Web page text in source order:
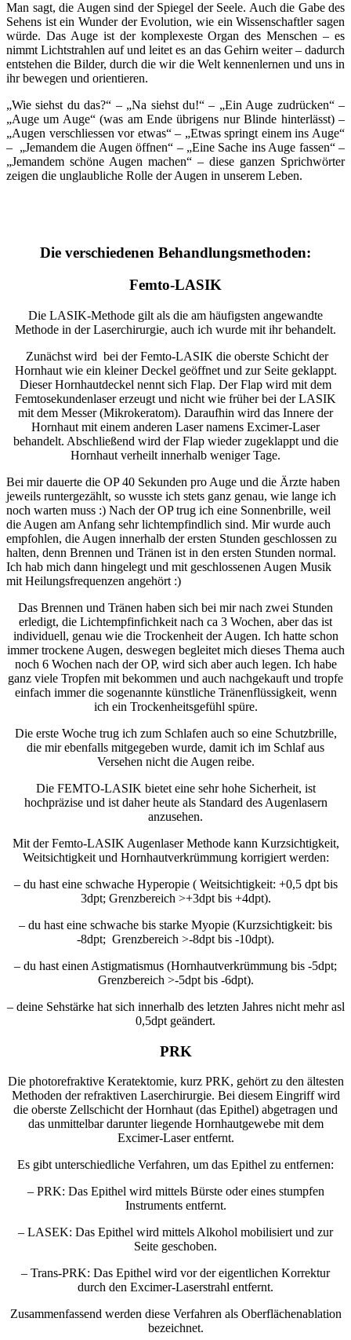
Man sagt, die Augen sind der Spiegel der Seele. Auch die Gabe des
Sehens ist ein Wunder der Evolution, wie ein Wissenschaftler sagen
würde. Das Auge ist der komplexeste Organ des Menschen – es
nimmt Lichtstrahlen auf und leitet es an das Gehirn weiter – dadurch
entstehen die Bilder, durch die wir die Welt kennenlernen und uns in
ihr bewegen und orientieren.
„Wie siehst du das?“ – „Na siehst du!“ – „Ein Auge zudrücken“ –
„Auge um Auge“ (was am Ende übrigens nur Blinde hinterlässt) –
„Augen verschliessen vor etwas“ – „Etwas springt einem ins Auge“
– „Jemandem die Augen öffnen“ – „Eine Sache ins Auge fassen“ –
„Jemandem schöne Augen machen“ – diese ganzen Sprichwörter
zeigen die unglaubliche Rolle der Augen in unserem Leben.
Die verschiedenen Behandlungsmethoden:
Femto-LASIK
Die LASIK-Methode gilt als die am häufigsten angewandte
Methode in der Laserchirurgie, auch ich wurde mit ihr behandelt.
Zunächst wird bei der Femto-LASIK die oberste Schicht der
Hornhaut wie ein kleiner Deckel geöffnet und zur Seite geklappt.
Dieser Hornhautdeckel nennt sich Flap. Der Flap wird mit dem
Femtosekundenlaser erzeugt und nicht wie früher bei der LASIK
mit dem Messer (Mikrokeratom). Daraufhin wird das Innere der
Hornhaut mit einem anderen Laser namens Excimer-Laser
behandelt. Abschließend wird der Flap wieder zugeklappt und die
Hornhaut verheilt innerhalb weniger Tage.
Bei mir dauerte die OP 40 Sekunden pro Auge und die Ärzte haben
jeweils runtergezählt, so wusste ich stets ganz genau, wie lange ich
noch warten muss :) Nach der OP trug ich eine Sonnenbrille, weil
die Augen am Anfang sehr lichtempfindlich sind. Mir wurde auch
empfohlen, die Augen innerhalb der ersten Stunden geschlossen zu
halten, denn Brennen und Tränen ist in den ersten Stunden normal.
Ich hab mich dann hingelegt und mit geschlossenen Augen Musik
mit Heilungsfrequenzen angehört :)
Das Brennen und Tränen haben sich bei mir nach zwei Stunden
erledigt, die Lichtempfinfichkeit nach ca 3 Wochen, aber das ist
individuell, genau wie die Trockenheit der Augen. Ich hatte schon
immer trockene Augen, deswegen begleitet mich dieses Thema auch
noch 6 Wochen nach der OP, wird sich aber auch legen. Ich habe
ganz viele Tropfen mit bekommen und auch nachgekauft und tropfe
einfach immer die sogenannte künstliche Tränenflüssigkeit, wenn
ich ein Trockenheitsgefühl spüre.
Die erste Woche trug ich zum Schlafen auch so eine Schutzbrille,
die mir ebenfalls mitgegeben wurde, damit ich im Schlaf aus
Versehen nicht die Augen reibe.
Die FEMTO-LASIK bietet eine sehr hohe Sicherheit, ist
hochpräzise und ist daher heute als Standard des Augenlasern
anzusehen.
Mit der Femto-LASIK Augenlaser Methode kann Kurzsichtigkeit,
Weitsichtigkeit und Hornhautverkrümmung korrigiert werden:
– du hast eine schwache Hyperopie ( Weitsichtigkeit: +0,5 dpt bis
3dpt; Grenzbereich >+3dpt bis +4dpt).
– du hast eine schwache bis starke Myopie (Kurzsichtigkeit: bis
-8dpt; Grenzbereich >-8dpt bis -10dpt).
– du hast einen Astigmatismus (Hornhautverkrümmung bis -5dpt;
Grenzbereich >-5dpt bis -6dpt).
– deine Sehstärke hat sich innerhalb des letzten Jahres nicht mehr asl
0,5dpt geändert.
PRK
Die photorefraktive Keratektomie, kurz PRK, gehört zu den ältesten
Methoden der refraktiven Laserchirurgie. Bei diesem Eingriff wird
die oberste Zellschicht der Hornhaut (das Epithel) abgetragen und
das unmittelbar darunter liegende Hornhautgewebe mit dem
Excimer-Laser entfernt.
Es gibt unterschiedliche Verfahren, um das Epithel zu entfernen:
– PRK: Das Epithel wird mittels Bürste oder eines stumpfen
Instruments entfernt.
– LASEK: Das Epithel wird mittels Alkohol mobilisiert und zur
Seite geschoben.
– Trans-PRK: Das Epithel wird vor der eigentlichen Korrektur
durch den Excimer-Laserstrahl entfernt.
Zusammenfassend werden diese Verfahren als Oberflächenablation
bezeichnet.